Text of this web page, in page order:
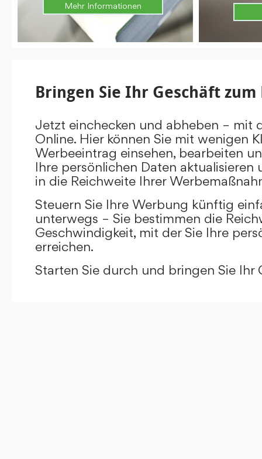
Mehr Informationen
Bringen Sie Ihr Geschäft zum
Jetzt einchecken und abheben – mit
Online. Hier können Sie mit wenigen
Werbeeintrag einsehen, bearbeiten
Ihre persönlichen Daten aktualisieren
in die Reichweite Ihrer
Steuern Sie Ihre Werbung künftig
unterwegs – Sie bestimmen die
Geschwindigkeit, mit der Sie Ihre
erreichen.
Starten Sie durch und bringen Sie Ihr